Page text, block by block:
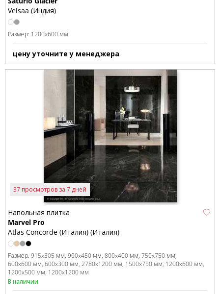
Velsaa (Индия)
Размер: 1200x600 мм
цену уточните у менеджера
37 просмотров за 7 дней
Напольная плитка
Marvel Pro
Atlas Concorde (Италия) (Италия)
Размер: 915x305 мм 900x450 мм 800x400 мм 750x750 мм
600x600 мм 600x300 мм 2780x1200 мм 1500x750 мм 1200x600 мм
1200x500 мм 1200x1200 мм
В наличии